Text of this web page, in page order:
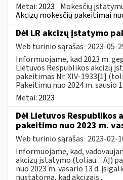
Metai: 2023 Mokesčių
Akcizų mokesčių pakeitimai
Dėl LR akcizų įstatymo
Web turinio sąrašas 2023-05-
Informuojame, kad 2023 m.
Lietuvos Respublikos akcizų
pakeitimas Nr. XIV-1933[1]
Pakeitimu nuo 2024 m. sausio 1
Metai: 2023
Dėl Lietuvos Respublikos
pakeitimo nuo 2023 m.
Web turinio sąrašas 2023-02-
Informuojame, kad,
akcizų įstatymo (toliau − AĮ)
nuo 2023 m. vasario 13 d.
nustatoma, kad akcizais...